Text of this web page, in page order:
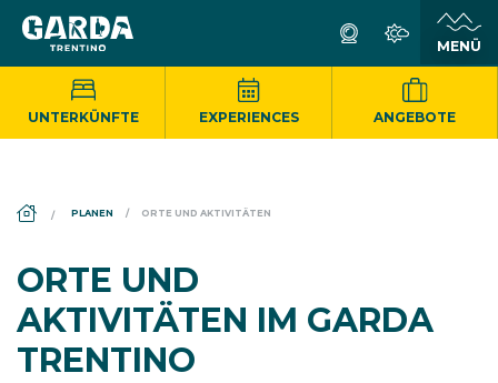
UNTERKÜNFTE EXPERIENCES ANGEBOTE
DS_BREADCRUMB.HOME
PLANEN ORTE UND AKTIVITÄTEN
ORTE UND
AKTIVITÄTEN IM GARDA
TRENTINO